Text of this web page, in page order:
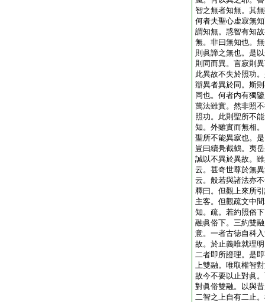
智之無者知無。其
何者夫聖心虚寂無
謂知無。惑智有知
無。非曰無知也。
則眞諦之無也。是
則同而異。言寂則
此異故不失於照功
辯異者異於同。斯
同也。何者内有獨
萬法雖實。然非照
照功。此則聖所不
知。外雖實而無相
聖所不能異寂也。
豈曰續鳧截鶴。夷
誠以不異於異故。
云。甚奇世尊於無
云。般若與諸法亦
釋曰。但觀上來所
主客。但觀疏文中
知。疏。若約照俗
融眞俗下。三約雙
意。一者古徳自科
故。於止義唯就理
二者即所證理。是
上雙融。唯取權智
故今不要以止對眞
對眞俗雙融。以與
二智之上自有二止